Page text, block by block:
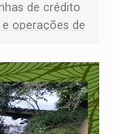
de crédito
operações de